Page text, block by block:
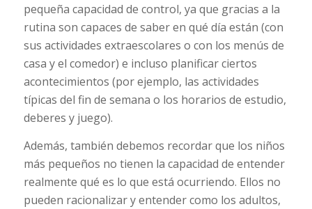
pequeña capacidad de control, ya que gracias a la
rutina son capaces de saber en qué día están (con
sus actividades extraescolares o con los menús de
casa y el comedor) e incluso planificar ciertos
acontecimientos (por ejemplo, las actividades
típicas del fin de semana o los horarios de estudio,
deberes y juego).
Además, también debemos recordar que los niños
más pequeños no tienen la capacidad de entender
realmente qué es lo que está ocurriendo. Ellos no
pueden racionalizar y entender como los adultos,